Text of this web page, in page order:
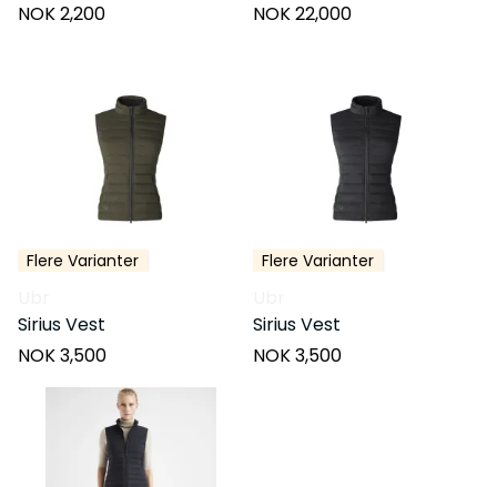
NOK 2,200
NOK 22,000
Flere Varianter
Sirius Vest
NOK 3,500
Flere Varianter
Sirius Vest
NOK 3,500